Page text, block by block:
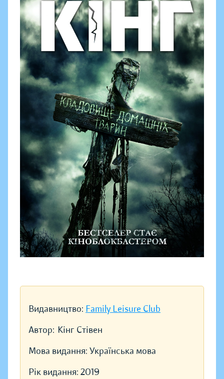
Видавництво: Family Leisure Club
Автор: Кінг Стівен
Мова видання: Українська мова
Рік видання: 2019